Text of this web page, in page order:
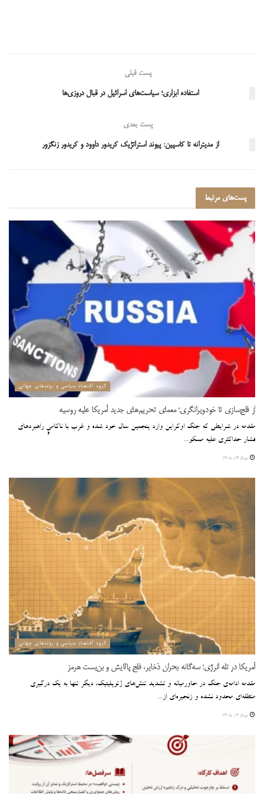
پست قبلی
استفاده ابزاری؛ سیاست‌های اسرائیل در قبال دروزی‌ها
پست بعدی
از مدیترانه تا کاسپین: پیوند استراتژیک کریدور داوود و کریدور زنگزور
پست‌های مرتبط
گروه اقتصاد سیاسی و روندهای جهانی
از فلج‌سازی تا خودویرانگری؛ معمای تحریم‌های جدید آمریکا علیه روسیه
مقدمه در شرایطی که جنگ اوکراین وارد پنجمین سال خود شده و غرب با ناکامیِ راهبردهای
فشار حداکثری علیه مسکو...
مرداد ۱۴, ۱۴۰۵
گروه اقتصاد سیاسی و روندهای جهانی
آمریکا در تله انرژی؛ سه‌گانه بحران ذخایر، فلج پالایش و بن‌بست هرمز
مقدمه ادامه‌ی جنگ در خاورمیانه و تشدید تنش‌های ژئوپلیتیک، دیگر تنها به یک درگیری
منطقه‌ای محدود نشده و زنجیره‌ای از...
مرداد ۱۳, ۱۴۰۵